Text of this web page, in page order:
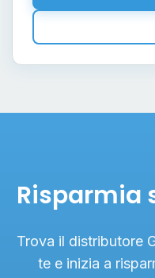
Risparmia
Trova il distributore
te e inizia a